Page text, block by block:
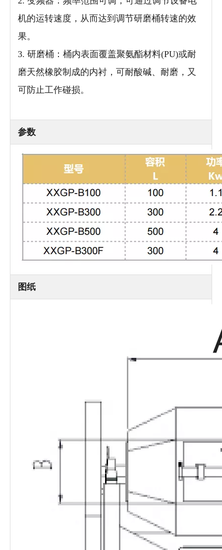
机的运转速度，从而达到调节研磨桶转速的效
果。
3. 研磨桶：桶内表面覆盖聚氨酯材料(PU)或耐
磨天然橡胶制成的内衬，可耐酸碱、耐磨，又
可防止工作碰损。
参数
图纸